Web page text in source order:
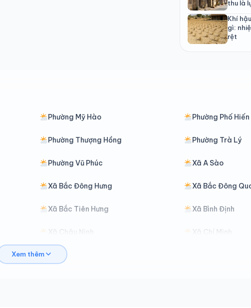
thu là
Khí
gì:
rệt
Phường Mỹ Hào Phường Phố Hiến
Phường Thượng Hồng Phường Trà Lý
Phường Vũ Phúc Xã A Sào
Xã Bắc Đông Hưng Xã Bắc Đông
Xã Bắc Tiên Hưng Xã Bình Định
Xã Châu Ninh Xã Chí Minh
Xã Đoàn Đào
Xem thêm